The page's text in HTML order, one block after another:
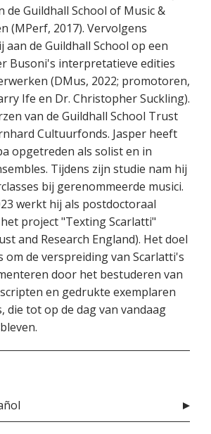
de Guildhall School of Music &
(MPerf, 2017). Vervolgens
aan de Guildhall School op een
Busoni's interpretatieve edities
(DMus, 2022; promotoren,
Ife en Dr. Christopher Suckling).
van de Guildhall School Trust
Cultuurfonds. Jasper heeft
opgetreden als solist en in
Tijdens zijn studie nam hij
bij gerenommeerde musici.
werkt hij als postdoctoraal
project "Texting Scarlatti"
and Research England). Het doel
om de verspreiding van Scarlatti's
door het bestuderen van
en gedrukte exemplaren
die tot op de dag van vandaag